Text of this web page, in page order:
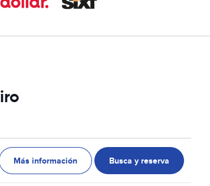
Más información Busca y reserva